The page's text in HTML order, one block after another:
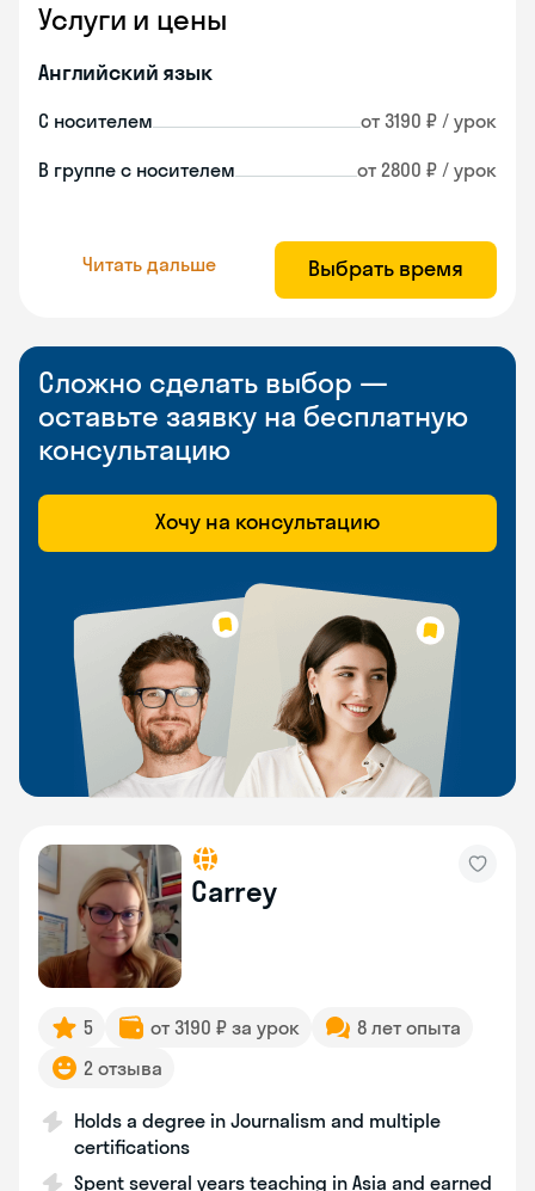
Услуги и цены
Английский язык
С носителем от 3190 ₽ / урок
В группе с носителем от 2800 ₽ / урок
Читать дальше Выбрать время
Сложно сделать выбор —
оставьте заявку на бесплатную
консультацию
Хочу на консультацию
Carrey
5 от 3190 ₽ за урок
8 лет опыта
2 отзыва
Holds a degree in Journalism and multiple
certifications
Spent several years teaching in Asia and earned